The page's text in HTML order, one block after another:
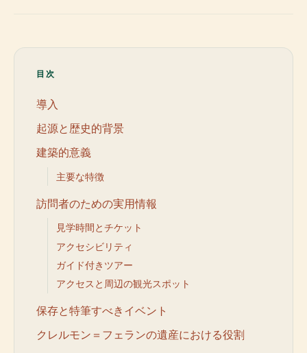
目次
導入
起源と歴史的背景
建築的意義
主要な特徴
訪問者のための実用情報
見学時間とチケット
アクセシビリティ
ガイド付きツアー
アクセスと周辺の観光スポット
保存と特筆すべきイベント
クレルモン＝フェランの遺産における役割